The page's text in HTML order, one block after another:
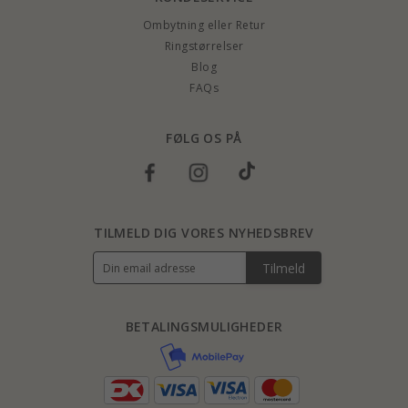
Ombytning eller Retur
Ringstørrelser
Blog
FAQs
FØLG OS PÅ
BETALINGSMULIGHEDER
TILMELD DIG VORES NYHEDSBREV
Tilmeld